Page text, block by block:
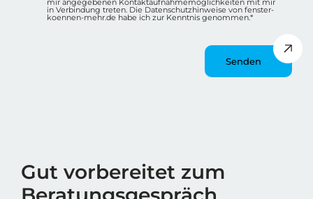
in Verbindung treten. Die Datenschutzhinweise von fenster-
koennen-mehr.de habe ich zur Kenntnis genommen.*
Gut vorbereitet zum